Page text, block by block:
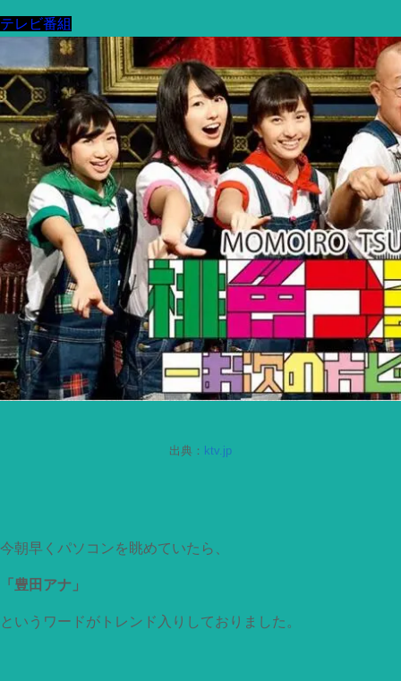
テレビ番組
出典： ktv.jp
今朝早くパソコンを眺めていたら、
「豊田アナ」
というワードがトレンド入りしておりました。